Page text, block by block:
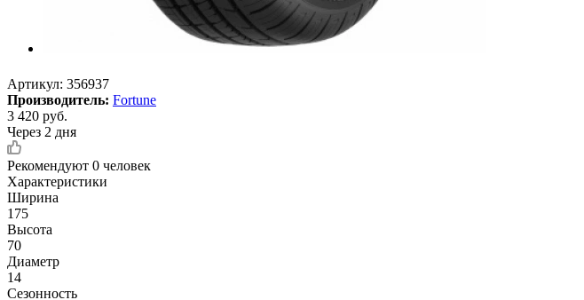
Артикул: 356937
Производитель: Fortune
3 420 руб.
Через 2 дня
Рекомендуют 0 человек
Характеристики
Ширина
175
Высота
70
Диаметр
14
Сезонность